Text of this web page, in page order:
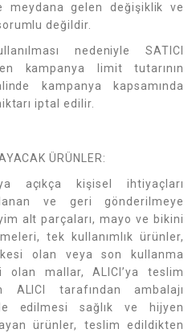
meydana gelen değişiklik ve
değildir.
nedeniyle SATICI
kampanya limit tutarının
kampanya kapsamında
iptal edilir.
ÜRÜNLER:
açıkça kişisel ihtiyaçları
ve geri gönderilmeye
alt parçaları, mayo ve bikini
tek kullanımlık ürünler,
olan veya son kullanma
mallar, ALICI’ya teslim
ALICI tarafından ambalajı
edilmesi sağlık ve hijyen
ürünler, teslim edildikten